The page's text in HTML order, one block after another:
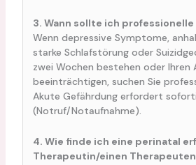
3. Wann sollte ich professionelle
Wenn depressive Symptome,
starke Schlafstörung oder
zwei Wochen bestehen oder Ihren
beeinträchtigen, suchen Sie
Akute Gefährdung erfordert
(Notruf/Notaufnahme).
4. Wie finde ich eine perinatal
Therapeutin/einen Therapeuten